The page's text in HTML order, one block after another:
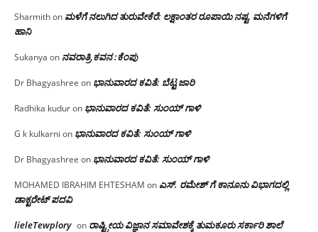
Sharmithon ಮಳೆಗೆ ನಲುಗಿದ ತುರುವೇಕೆರೆ: ಲಕ್ಷಾಂತರ ರೂಪಾಯಿ ನಷ್ಟ, ಮನೆಗಳಿಗೆ
ಹಾನಿ
Sukanya on ನವರಾತ್ರಿ ಕವನ :ಕೆಂಪು
Dr Bhagyashree on ಭಾನುವಾರದ ಕವಿತೆ: ಬೆಟ್ಟ ಜಾರಿ
Radhika kuduron ಭಾನುವಾರದ ಕವಿತೆ: ಸುಂಯ್ ಗಾಳಿ
G k kulkarni on ಭಾನುವಾರದ ಕವಿತೆ: ಸುಂಯ್ ಗಾಳಿ
Dr Bhagyashree on ಭಾನುವಾರದ ಕವಿತೆ: ಸುಂಯ್ ಗಾಳಿ
MOHAMED IBRAHIM EHTESHAM on ಎಸ್. ರಮೇಶ್ ಗೆ ಕಾನೂನು ವಿಭಾಗದಲ್ಲಿ
ಡಾಕ್ಟರೇಟ್ ಪದವಿ
lieleTewplory on ರಾಷ್ಟ್ರೀಯ ವಿಜ್ಞಾನ ಸಮಾವೇಶಕ್ಕೆ‌ ತುಮಕೂರು ಸರ್ಕಾರಿ ಶಾಲೆ